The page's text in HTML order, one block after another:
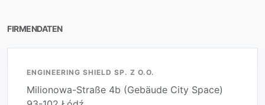
FIRMENDATEN
ENGINEERING SHIELD SP. Z O.O.
Milionowa-Straße 4b (Gebäude City Space)